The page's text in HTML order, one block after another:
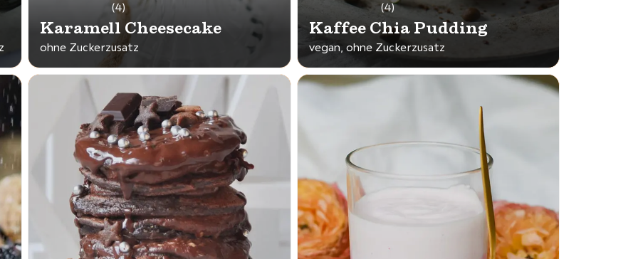
(4)
Karamell Cheesecake
ohne Zuckerzusatz
(4)
Kaffee Chia Pudding
vegan, ohne Zuckerzusatz